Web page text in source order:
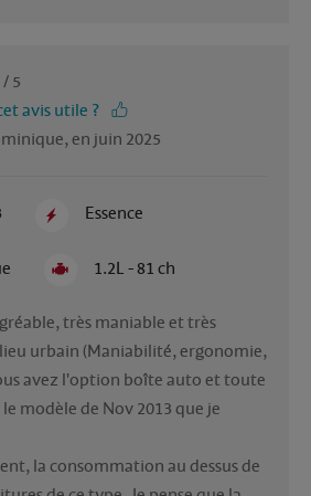
5
avis utile ?
en juin 2025
Essence
1.2L - 81 ch
très maniable et très
urbain (Maniabilité, ergonomie,
avez l'option boîte auto et toute
modèle de Nov 2013 que je
la consommation au dessus de